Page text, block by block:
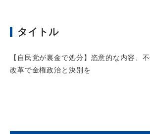
タイトル
【自民党が裏金で処分】恣意的な内容、
改革で金権政治と決別を